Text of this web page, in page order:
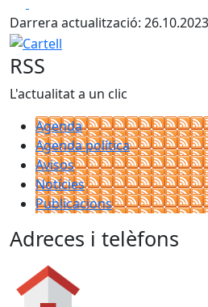
Darrera actualització:
Cartell
RSS
L'actualitat a un clic
Agenda
Agenda política
Avisos
Notícies
Publicacions
Adreces i telèfons